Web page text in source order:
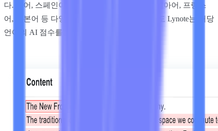
다. 영어, 스페인어, 포르투갈어, 독일어, 이탈리아어, 프랑스
어, 일본어 등 다양한 언어로 글을 작성하더라도 Lynote는 해당
언어의 AI 점수를 식별할 수 있습니다.